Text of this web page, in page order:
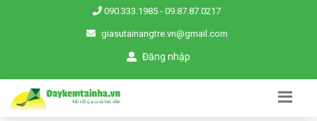
090.333.1985 - 09.87.87.0217
giasutainangtre.vn@gmail.com
Đăng nhập